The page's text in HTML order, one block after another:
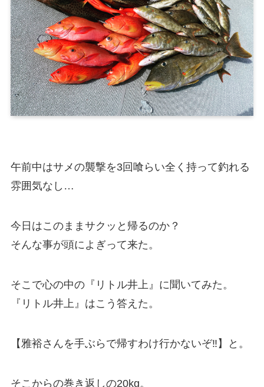
午前中はサメの襲撃を3回喰らい全く持って釣れる
雰囲気なし…
今日はこのままサクッと帰るのか？
そんな事が頭によぎって来た。
そこで心の中の『リトル井上』に聞いてみた。
『リトル井上』はこう答えた。
【雅裕さんを手ぶらで帰すわけ行かないぞ‼︎】と。
そこからの巻き返しの20kg。